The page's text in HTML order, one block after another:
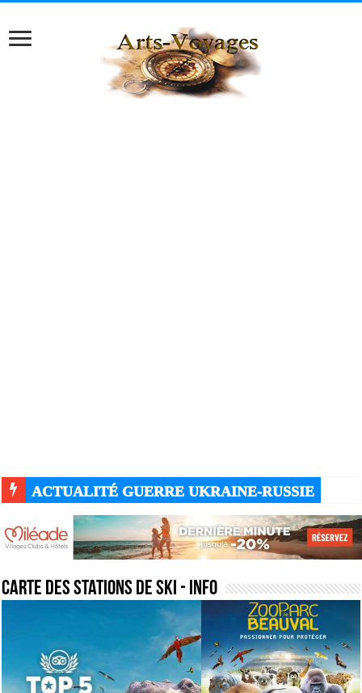
ACTUALITÉ GUERRE UKRAINE-RUSSIE
carte des stations de ski - Info